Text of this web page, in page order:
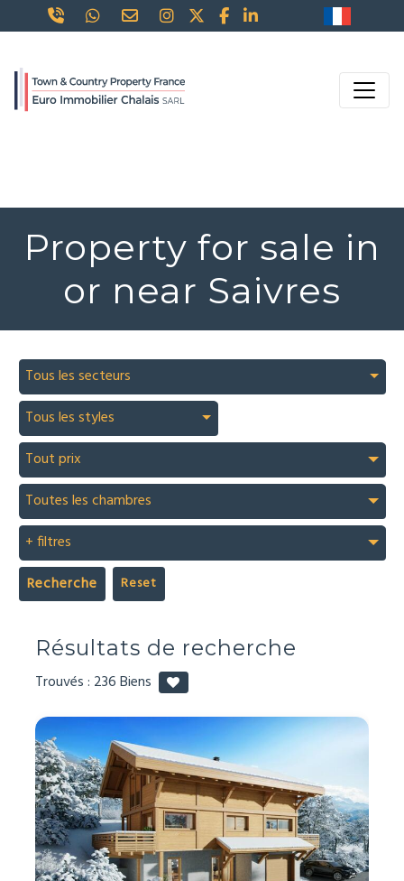
Property for sale in
or near Saivres
Tous les secteurs
Tous les styles
Tout prix
Toutes les chambres
+ filtres
Recherche
Résultats de recherche
Trouvés : 236Biens